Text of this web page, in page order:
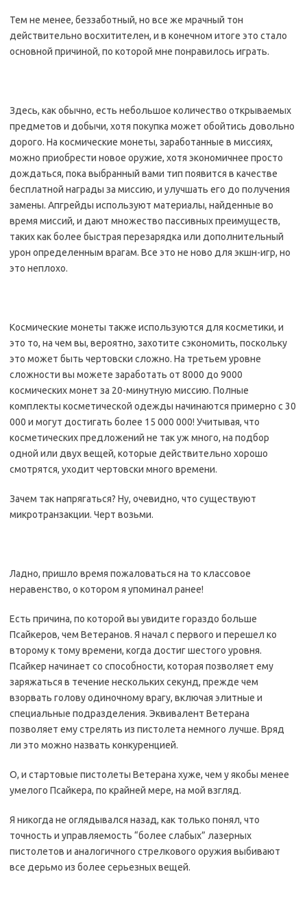
Тем не менее, беззаботный, но все же мрачный тон
действительно восхитителен, и в конечном итоге это стало
основной причиной, по которой мне понравилось играть.
Здесь, как обычно, есть небольшое количество открываемых
предметов и добычи, хотя покупка может обойтись довольно
дорого. На космические монеты, заработанные в миссиях,
можно приобрести новое оружие, хотя экономичнее просто
дождаться, пока выбранный вами тип появится в качестве
бесплатной награды за миссию, и улучшать его до получения
замены. Апгрейды используют материалы, найденные во
время миссий, и дают множество пассивных преимуществ,
таких как более быстрая перезарядка или дополнительный
урон определенным врагам. Все это не ново для экшн-игр, но
это неплохо.
Космические монеты также используются для косметики, и
это то, на чем вы, вероятно, захотите сэкономить, поскольку
это может быть чертовски сложно. На третьем уровне
сложности вы можете заработать от 8000 до 9000
космических монет за 20-минутную миссию. Полные
комплекты косметической одежды начинаются примерно с 30
000 и могут достигать более 15 000 000! Учитывая, что
косметических предложений не так уж много, на подбор
одной или двух вещей, которые действительно хорошо
смотрятся, уходит чертовски много времени.
Зачем так напрягаться? Ну, очевидно, что существуют
микротранзакции. Черт возьми.
Ладно, пришло время пожаловаться на то классовое
неравенство, о котором я упоминал ранее!
Есть причина, по которой вы увидите гораздо больше
Псайкеров, чем Ветеранов. Я начал с первого и перешел ко
второму к тому времени, когда достиг шестого уровня.
Псайкер начинает со способности, которая позволяет ему
заряжаться в течение нескольких секунд, прежде чем
взорвать голову одиночному врагу, включая элитные и
специальные подразделения. Эквивалент Ветерана
позволяет ему стрелять из пистолета немного лучше. Вряд
ли это можно назвать конкуренцией.
О, и стартовые пистолеты Ветерана хуже, чем у якобы менее
умелого Псайкера, по крайней мере, на мой взгляд.
Я никогда не оглядывался назад, как только понял, что
точность и управляемость “более слабых” лазерных
пистолетов и аналогичного стрелкового оружия выбивают
все дерьмо из более серьезных вещей.